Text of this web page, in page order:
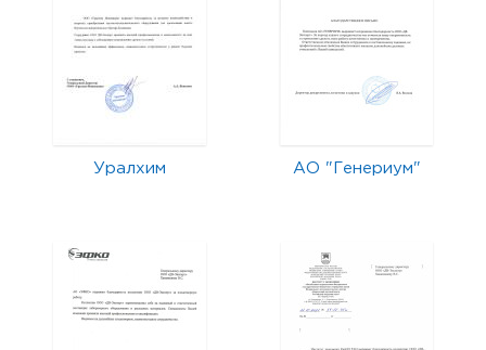
Уралхим АО "Генериум"